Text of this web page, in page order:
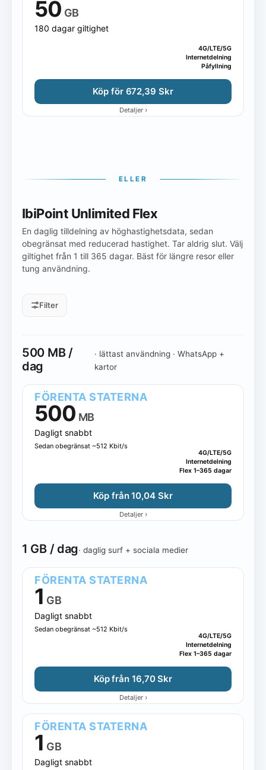
50 GB
180 dagar giltighet
4G/LTE/5G
Internetdelning
Påfyllning
Köp för 672,39 Skr
Detaljer ›
ELLER
IbiPoint Unlimited Flex
En daglig tilldelning av höghastighetsdata, sedan
obegränsat med reducerad hastighet. Tar aldrig slut. Välj
giltighet från 1 till 365 dagar. Bäst för längre resor eller
tung användning.
Filter
Alla dagliga storlekar 500 MB 1 GB 1.5 GB
500 MB /
dag
· lättast användning · WhatsApp +
kartor
FÖRENTA STATERNA
500 MB
Dagligt snabbt
Sedan obegränsat ~512 Kbit/s
4G/LTE/5G
Internetdelning
Flex 1–365 dagar
Köp från 10,04 Skr
Detaljer ›
1 GB / dag· daglig surf + sociala medier
FÖRENTA STATERNA
1 GB
Dagligt snabbt
Sedan obegränsat ~512 Kbit/s
4G/LTE/5G
Internetdelning
Flex 1–365 dagar
Köp från 16,70 Skr
Detaljer ›
FÖRENTA STATERNA
1 GB
Dagligt snabbt